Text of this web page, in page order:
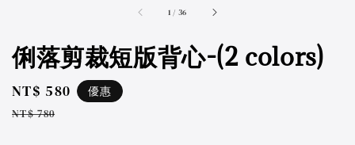
1 / accessibility.of
36
俐落剪裁短版背心-(2 colors)
Sale
price
NT$ 580
Regular
NT$ 780
優惠